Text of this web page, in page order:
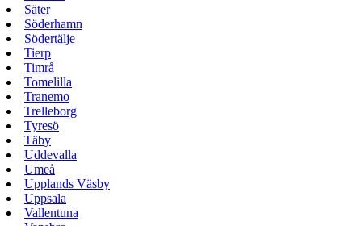
Säter
Söderhamn
Södertälje
Tierp
Timrå
Tomelilla
Tranemo
Trelleborg
Tyresö
Täby
Uddevalla
Umeå
Upplands Väsby
Uppsala
Vallentuna